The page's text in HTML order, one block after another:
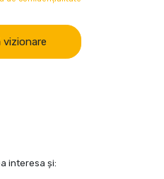
vizionare
interesa și: